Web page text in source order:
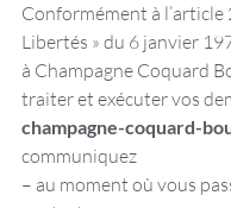
Conformément à
Libertés » du 6 janvier
à Champagne Coquard
traiter et exécuter vos
champagne-coquard-
communiquez
– au moment où vous